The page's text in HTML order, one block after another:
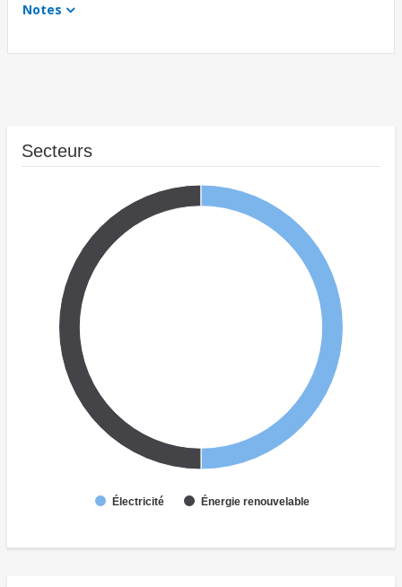
Notes
Secteurs
Électricité Énergie renouvelable